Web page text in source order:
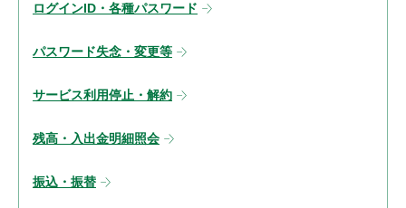
ログインID・各種パスワード
パスワード失念・変更等
サービス利用停止・解約
残高・入出金明細照会
振込・振替